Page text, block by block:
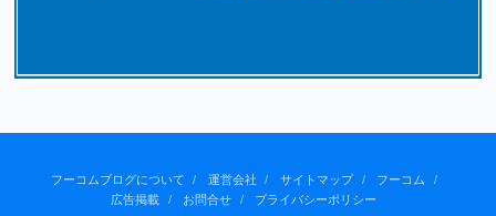
フーコムブログについて 運営会社 サイトマップ
フーコム
広告掲載
お問合せ プライバシーポリシー